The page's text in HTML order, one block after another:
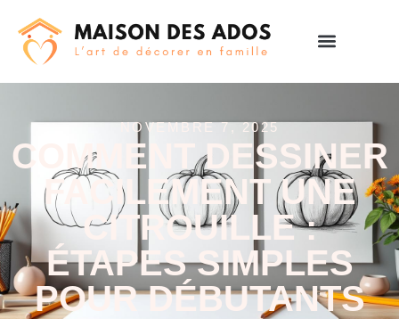
NOVEMBRE 7, 2025
COMMENT DESSINER
FACILEMENT UNE
CITROUILLE :
ÉTAPES SIMPLES
POUR DÉBUTANTS